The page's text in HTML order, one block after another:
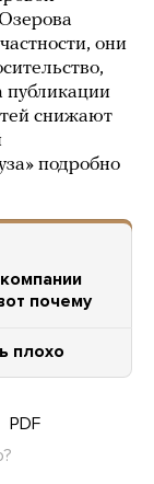
они
публикации
снижают
подробно
почему
плохо
PDF